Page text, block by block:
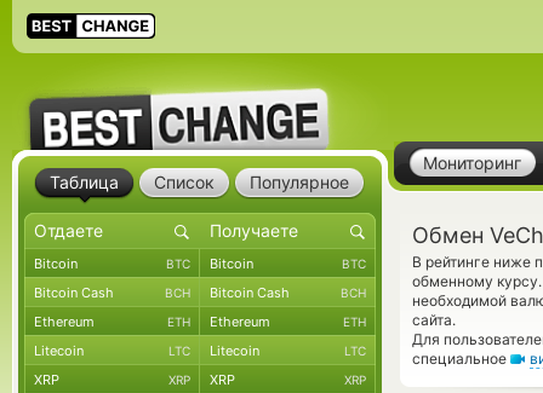
Мониторинг
Обмен
В рейтинге ниже
обменному
необходимой
сайта.
Для
специальное
Таблица Список Популярное
Bitcoin BTC Bitcoin BTC
Bitcoin Cash BCH Bitcoin Cash BCH
Ethereum ETH Ethereum ETH
Litecoin LTC Litecoin LTC
XRP XRP XRP XRP